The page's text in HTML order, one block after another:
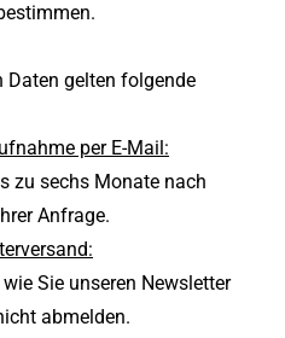
Daten gelten folgende
per E-Mail:
zu sechs Monate nach
Anfrage.
Sie unseren Newsletter
abmelden.